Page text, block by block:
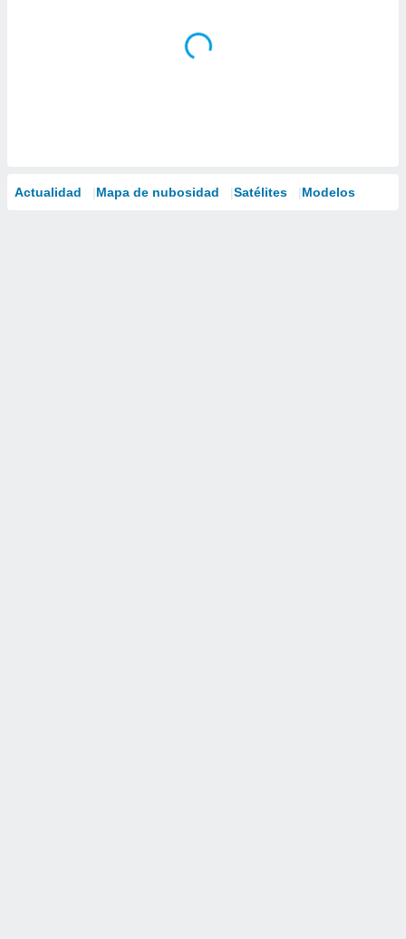
Actualidad Mapa de nubosidad Satélites Modelos